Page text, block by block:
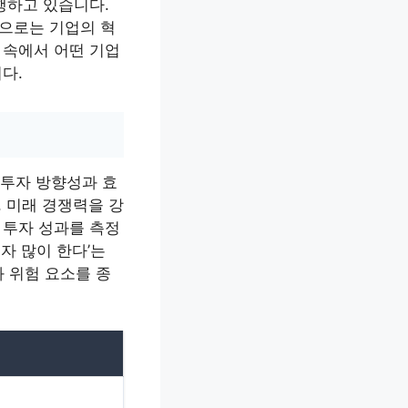
하고 있습니다.
로는 기업의 혁
에서 어떤 기업
.
자 방향성과 효
미래 경쟁력을 강
자 성과를 측정
많이 한다’는
위험 요소를 종